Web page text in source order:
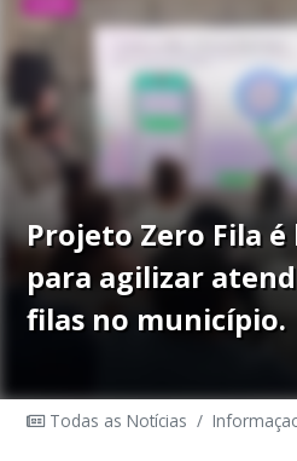
Projeto Zero Fila
para agilizar
filas no município.
Todas as Notícias /